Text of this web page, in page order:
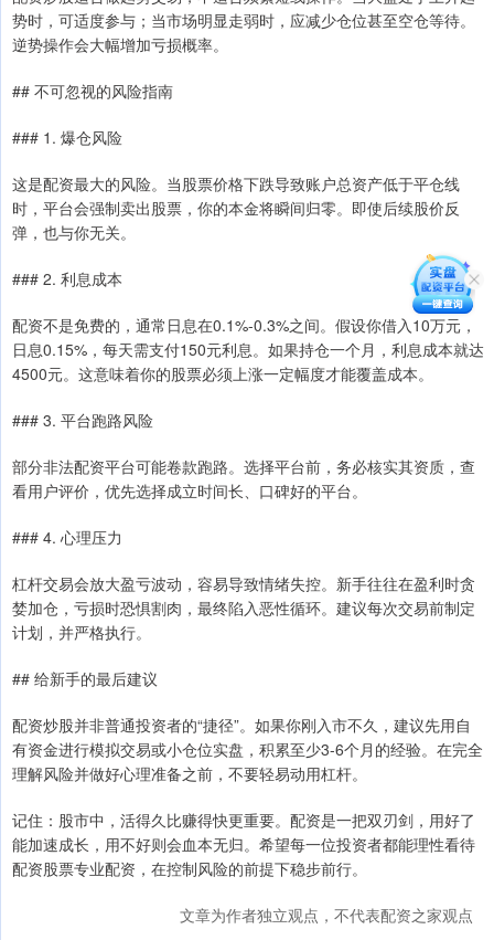
势时，可适度参与；当市场明显走弱时，应减少仓位甚至空仓等待。
逆势操作会大幅增加亏损概率。
## 不可忽视的风险指南
### 1. 爆仓风险
这是配资最大的风险。当股票价格下跌导致账户总资产低于平仓线
时，平台会强制卖出股票，你的本金将瞬间归零。即使后续股价反
弹，也与你无关。
### 2. 利息成本
配资不是免费的，通常日息在0.1%-0.3%之间。假设你借入10万元，
日息0.15%，每天需支付150元利息。如果持仓一个月，利息成本就达
4500元。这意味着你的股票必须上涨一定幅度才能覆盖成本。
### 3. 平台跑路风险
部分非法配资平台可能卷款跑路。选择平台前，务必核实其资质，查
看用户评价，优先选择成立时间长、口碑好的平台。
### 4. 心理压力
杠杆交易会放大盈亏波动，容易导致情绪失控。新手往往在盈利时贪
婪加仓，亏损时恐惧割肉，最终陷入恶性循环。建议每次交易前制定
计划，并严格执行。
## 给新手的最后建议
配资炒股并非普通投资者的“捷径”。如果你刚入市不久，建议先用自
有资金进行模拟交易或小仓位实盘，积累至少3-6个月的经验。在完全
理解风险并做好心理准备之前，不要轻易动用杠杆。
记住：股市中，活得久比赚得快更重要。配资是一把双刃剑，用好了
能加速成长，用不好则会血本无归。希望每一位投资者都能理性看待
配资股票专业配资，在控制风险的前提下稳步前行。
文章为作者独立观点，不代表配资之家观点